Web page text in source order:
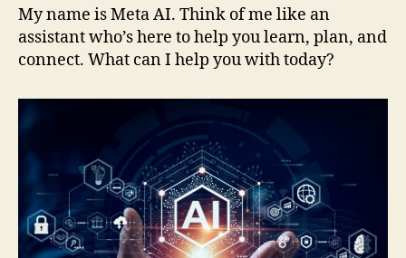
umelou
inteligenciou
My name is Meta AI. Think of me like an
assistant who’s here to help you learn, plan, and
connect. What can I help you with today?